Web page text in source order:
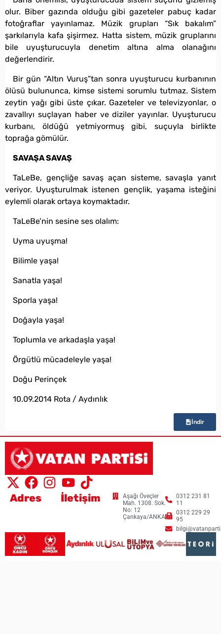
olur. Biber gazında olduğu gibi gazeteler pabuç kadar
fotoğraflar yayınlamaz. Müzik grupları “Sık bakalım”
şarkılarıyla kafa şişirmez. Hatta sistem, müzik gruplarını
bile uyuşturucuyla denetim altına alma olanağını
değerlendirir.
Bir gün “Altın Vuruş”tan sonra uyuşturucu kurbanının
ölüsü bulununca, kimse sistemi sorumlu tutmaz. Sistem
zeytin yağı gibi üste çıkar. Gazeteler ve televizyonlar, o
zavallıyı suçlayan haber ve diziler yayınlar. Uyuşturucu
kurbanı, öldüğü yetmiyormuş gibi, suçuyla birlikte
toprağa gömülür.
SAVAŞA SAVAŞ
TaLeBe, gençliğe savaş açan sisteme, savaşla yanıt
veriyor. Uyuşturulmak istenen gençlik, yaşama isteğini
eylemli olarak ortaya koymaktadır.
TaLeBe’nin sesine ses olalım:
Uyma uyuşma!
Bilimle yaşa!
Sanatla yaşa!
Sporla yaşa!
Doğayla yaşa!
Toplumla ve arkadaşla yaşa!
Örgütlü mücadeleyle yaşa!
Doğu Perinçek
10.09.2014 Rota / Aydınlık
İndir
Adres
Aşağı Öveçler
Mah. 1308. Sok.
No: 12
Çankaya/ANKARA
İletişim
0312 231 81
11
0312 229 29
95